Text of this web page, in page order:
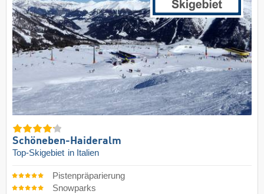
Schöneben-Haideralm
Top-Skigebiet in Italien
Pistenpräparierung
Snowparks